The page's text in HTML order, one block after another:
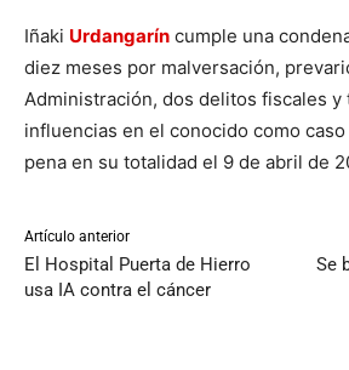
Iñaki Urdangarín cumple una
diez meses por malversación,
Administración, dos delitos fiscales y
influencias en el conocido como
pena en su totalidad el 9 de abril de
Artículo anterior
El Hospital Puerta de Hierro
usa IA contra el cáncer
Se